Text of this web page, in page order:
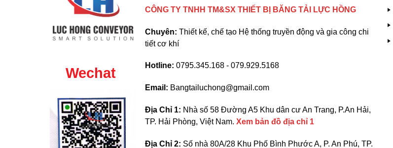
Wechat
CÔNG TY TNHH TM&SX THIẾT BỊ BĂNG TẢI LỰC HỒNG
Chuyên: Thiết kế, chế tạo Hệ thống truyền động và gia công chi
tiết cơ khí
Hotline: 0795.345.168 - 079.929.5168
Email: Bangtailuchong@gmail.com
Địa Chỉ 1: Nhà số 58 Đường A5 Khu dân cư An Trang, P.An Hải,
TP. Hải Phòng, Việt Nam.Xem bản đồ địa chỉ 1
Địa Chỉ 2: Số nhà 80A/28 Khu Phố Bình Phước A, P. An Phú, TP.